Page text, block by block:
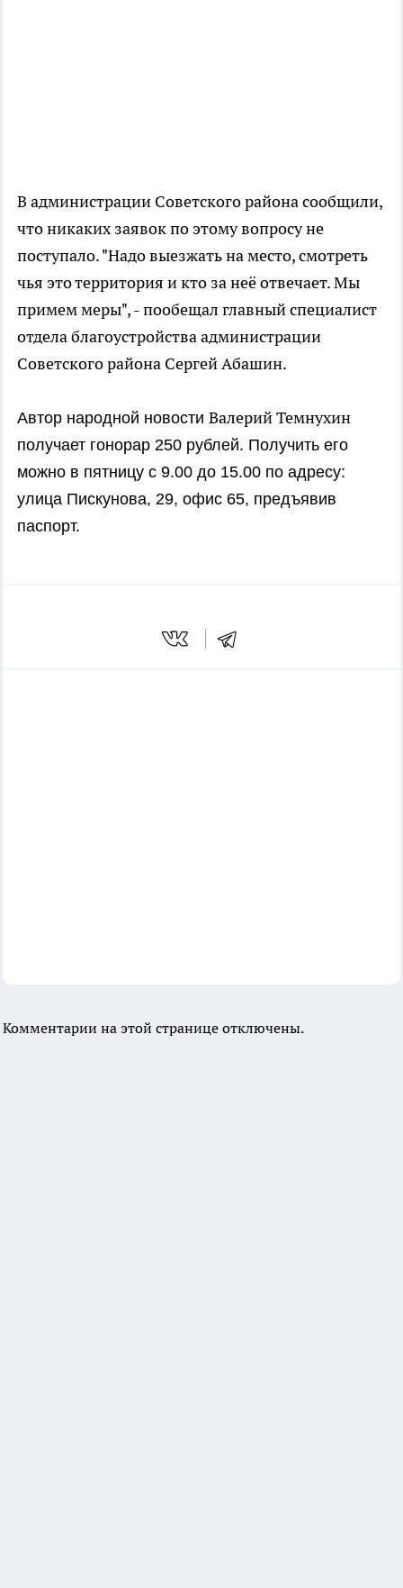
В администрации Советского района сообщили,
что никаких заявок по этому вопросу не
поступало. "Надо выезжать на место, смотреть
чья это территория и кто за неё отвечает. Мы
примем меры", - пообещал главный специалист
отдела благоустройства администрации
Советского района Сергей Абашин.
Автор народной новости Валерий Темнухин
получает гонорар 250 рублей. Получить его
можно в пятницу с 9.00 до 15.00 по адресу:
улица Пискунова, 29, офис 65, предъявив
паспорт.
Комментарии на этой странице отключены.